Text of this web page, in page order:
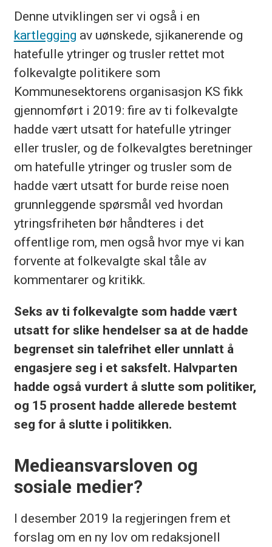
Denne utviklingen ser vi også i en
kartlegging av uønskede, sjikanerende og
hatefulle ytringer og trusler rettet mot
folkevalgte politikere som
Kommunesektorens organisasjon KS fikk
gjennomført i 2019: fire av ti folkevalgte
hadde vært utsatt for hatefulle ytringer
eller trusler, og de folkevalgtes beretninger
om hatefulle ytringer og trusler som de
hadde vært utsatt for burde reise noen
grunnleggende spørsmål ved hvordan
ytringsfriheten bør håndteres i det
offentlige rom, men også hvor mye vi kan
forvente at folkevalgte skal tåle av
kommentarer og kritikk.
Seks av ti folkevalgte som hadde vært
utsatt for slike hendelser sa at de hadde
begrenset sin talefrihet eller unnlatt å
engasjere seg i et saksfelt. Halvparten
hadde også vurdert å slutte som politiker,
og 15 prosent hadde allerede bestemt
seg for å slutte i politikken.
Medieansvarsloven og
sosiale medier?
I desember 2019 la regjeringen frem et
forslag om en ny lov om redaksjonell